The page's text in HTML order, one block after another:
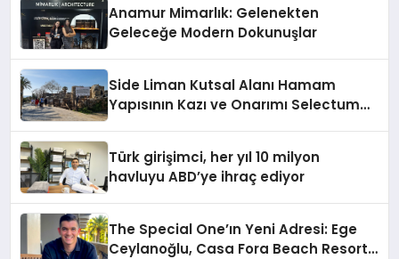
Anamur Mimarlık: Gelenekten
Geleceğe Modern Dokunuşlar
Side Liman Kutsal Alanı Hamam
Yapısının Kazı ve Onarımı Selectum
Türk girişimci, her yıl 10 milyon
havluyu ABD’ye ihraç ediyor
The Special One’ın Yeni Adresi: Ege
Ceylanoğlu, Casa Fora Beach Resort